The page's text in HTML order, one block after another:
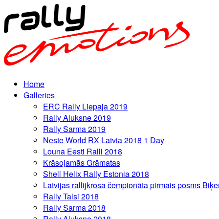
Home
Galleries
ERC Rally Liepaja 2019
Rally Aluksne 2019
Rally Sarma 2019
Neste World RX Latvia 2018 1 Day
Louna Eesti Ralli 2018
Krāsojamās Grāmatas
Shell Helix Rally Estonia 2018
Latvijas rallijkrosa čempionāta pirmais posms
Rally Talsi 2018
Rally Sarma 2018